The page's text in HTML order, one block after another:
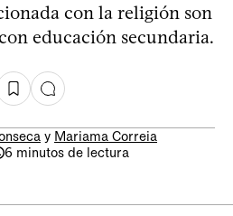
con la religión son
educación secundaria.
y Mariama Correia
6 minutos de lectura